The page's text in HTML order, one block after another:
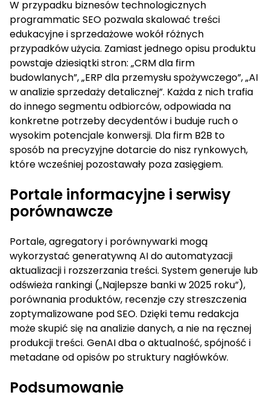
W przypadku biznesów technologicznych
programmatic SEO pozwala skalować treści
edukacyjne i sprzedażowe wokół różnych
przypadków użycia. Zamiast jednego opisu produktu
powstaje dziesiątki stron: „CRM dla firm
budowlanych”, „ERP dla przemysłu spożywczego”, „AI
w analizie sprzedaży detalicznej”. Każda z nich trafia
do innego segmentu odbiorców, odpowiada na
konkretne potrzeby decydentów i buduje ruch o
wysokim potencjale konwersji. Dla firm B2B to
sposób na precyzyjne dotarcie do nisz rynkowych,
które wcześniej pozostawały poza zasięgiem.
Portale informacyjne i serwisy
porównawcze
Portale, agregatory i porównywarki mogą
wykorzystać generatywną AI do automatyzacji
aktualizacji i rozszerzania treści. System generuje lub
odświeża rankingi („Najlepsze banki w 2025 roku”),
porównania produktów, recenzje czy streszczenia
zoptymalizowane pod SEO. Dzięki temu redakcja
może skupić się na analizie danych, a nie na ręcznej
produkcji treści. GenAI dba o aktualność, spójność i
metadane od opisów po struktury nagłówków.
Podsumowanie